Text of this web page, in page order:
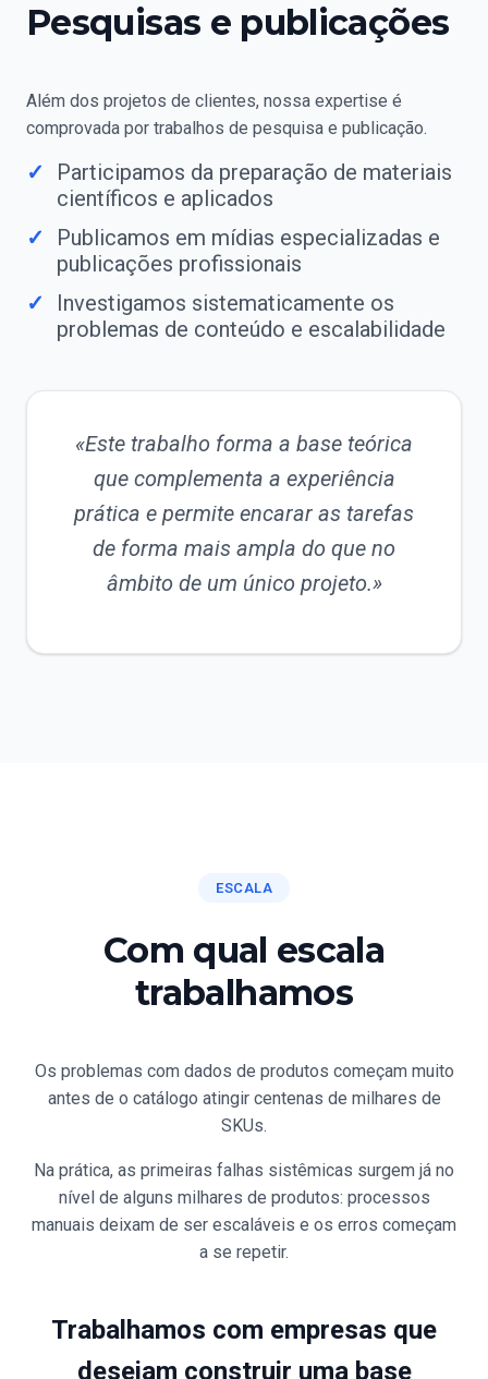
Pesquisas e publicações
Além dos projetos de clientes, nossa expertise é
comprovada por trabalhos de pesquisa e publicação.
Participamos da preparação de materiais
científicos e aplicados
Publicamos em mídias especializadas e
publicações profissionais
Investigamos sistematicamente os
problemas de conteúdo e escalabilidade
«Este trabalho forma a base teórica
que complementa a experiência
prática e permite encarar as tarefas
de forma mais ampla do que no
âmbito de um único projeto.»
ESCALA
Com qual escala
trabalhamos
Os problemas com dados de produtos começam muito
antes de o catálogo atingir centenas de milhares de
SKUs.
Na prática, as primeiras falhas sistêmicas surgem já no
nível de alguns milhares de produtos: processos
manuais deixam de ser escaláveis e os erros começam
a se repetir.
Trabalhamos com empresas que
desejam construir uma base